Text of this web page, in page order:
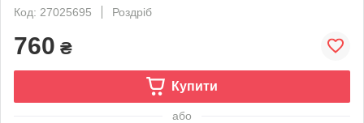
Код: 27025695
Роздріб
760 ₴
Купити
або